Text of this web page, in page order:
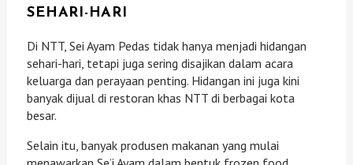
SEHARI-HARI
Di NTT, Sei Ayam Pedas tidak hanya menjadi hidangan
sehari-hari, tetapi juga sering disajikan dalam acara
keluarga dan perayaan penting. Hidangan ini juga kini
banyak dijual di restoran khas NTT di berbagai kota
besar.
Selain itu, banyak produsen makanan yang mulai